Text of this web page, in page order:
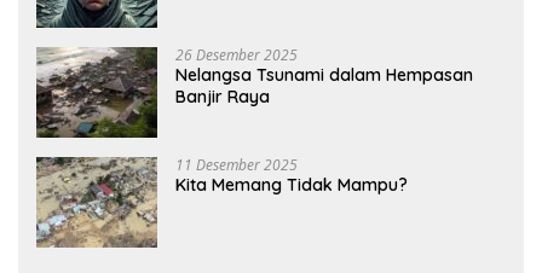
26 Desember 2025
Nelangsa Tsunami dalam Hempasan
Banjir Raya
11 Desember 2025
Kita Memang Tidak Mampu?